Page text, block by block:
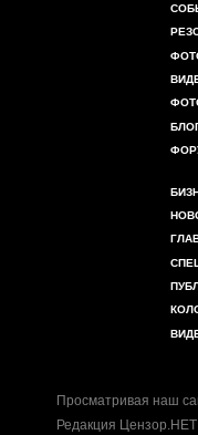
Просматривая наш
Редакция